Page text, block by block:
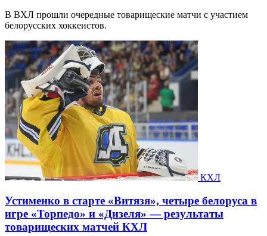
В ВХЛ прошли очередные товарищеские матчи с участием
белорусских хоккеистов.
КХЛ
Устименко в старте «Витязя», четыре белоруса в
игре «Торпедо» и «Дизеля» — результаты
товарищеских матчей КХЛ